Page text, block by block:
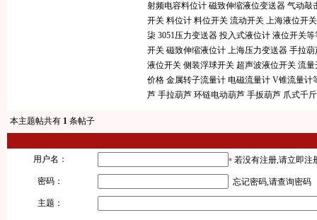
射频电容料位计 磁致伸缩液位变送器 气动敲
开关 料位计 料位开关 流动开关 上海液位开关
柒 3051压力变送器 投入式液位计 液位开关等
开关 磁致伸缩液位计 上海压力变送器 手拉葫
液位开关 侧装浮球开关 超声波液位开关 流量
价格 金属转子流量计 电磁流量计 V锥流量计
芦 手拉葫芦 环链电动葫芦 手扳葫芦 爪式千
本主题帖共有 1 条帖子
用户名： * 若没有注册,请立即注
密码： 忘记密码,请查询密码
主题：